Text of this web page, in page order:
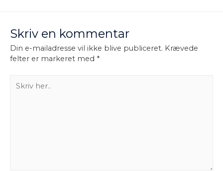
Skriv en kommentar
Din e-mailadresse vil ikke blive publiceret. Krævede
felter er markeret med *
her..